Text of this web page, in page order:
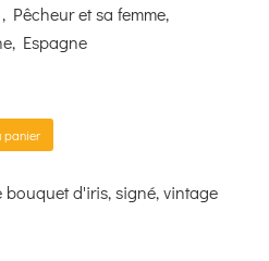
Pêcheur et sa femme,
Espagne
panier
bouquet d'iris, signé, vintage